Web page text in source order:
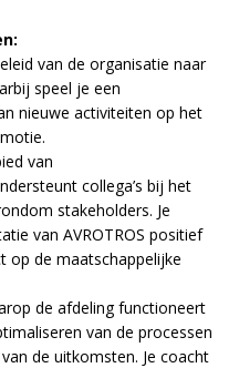
van de organisatie naar
speel je een
nieuwe activiteiten op het
van
collega’s bij het
stakeholders. Je
van AVROTROS positief
op de maatschappelijke
de afdeling functioneert
van de processen
de uitkomsten. Je coacht